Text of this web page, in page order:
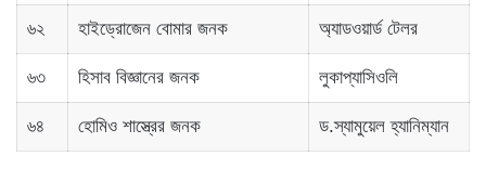
৬২ হাইড্রোজেন বোমার জনক অ্যাডওয়ার্ড টেলর
৬৩ হিসাব বিজ্ঞানের জনক লুকাপ্যাসিওলি
৬৪ হোমিও শাস্ত্রের জনক ড.স্যামুয়েল হ্যানিম্যান